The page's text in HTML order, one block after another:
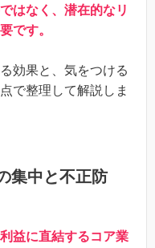
はなく、潜在的なリ
です。
効果と、気をつける
で整理して解説しま
集中と不正防
益に直結するコア業